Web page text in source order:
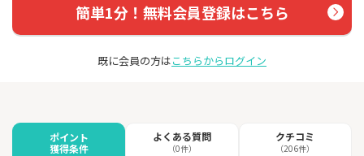
簡単1分！無料会員登録はこちら
既に会員の方はこちらからログイン
ポイント
獲得条件
よくある質問
（0件）
クチコミ
（206件）